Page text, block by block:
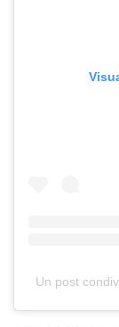
Un post